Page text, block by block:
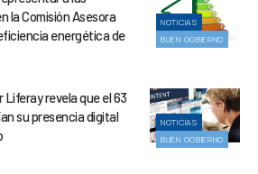
NOTICIAS
BUEN GOBIERNO
la Comisión Asesora
energética de
NOTICIAS
BUEN GOBIERNO
revela que el 63
su presencia digital